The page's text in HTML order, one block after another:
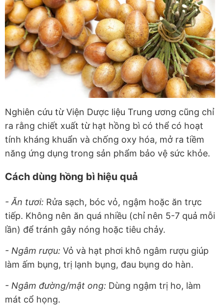
Nghiên cứu từ Viện Dược liệu Trung ương cũng chỉ
ra rằng chiết xuất từ hạt hồng bì có thể có hoạt
tính kháng khuẩn và chống oxy hóa, mở ra tiềm
năng ứng dụng trong sản phẩm bảo vệ sức khỏe.
Cách dùng hồng bì hiệu quả
- Ăn tươi: Rửa sạch, bóc vỏ, ngậm hoặc ăn trực
tiếp. Không nên ăn quá nhiều (chỉ nên 5-7 quả mỗi
lần) để tránh gây nóng hoặc tiêu chảy.
- Ngâm rượu: Vỏ và hạt phơi khô ngâm rượu giúp
làm ấm bụng, trị lạnh bụng, đau bụng do hàn.
- Ngâm đường/mật ong: Dùng ngậm trị ho, làm
mát cổ họng.